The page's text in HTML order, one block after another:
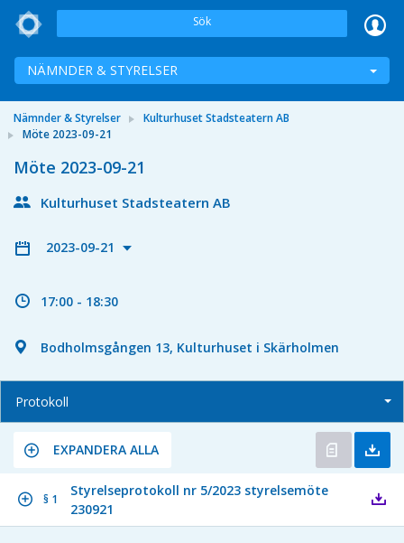
Sök
NÄMNDER & STYRELSER
Nämnder & Styrelser
Kulturhuset Stadsteatern AB
Möte 2023-09-21
Möte 2023-09-21
Kulturhuset Stadsteatern AB
2023-09-21
17:00 - 18:30
Bodholmsgången 13, Kulturhuset i Skärholmen
Protokoll
EXPANDERA ALLA
§ 1
Styrelseprotokoll nr 5/2023 styrelsemöte
230921